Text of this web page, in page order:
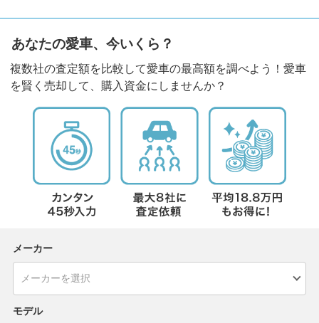
あなたの愛車、今いくら？
複数社の査定額を比較して愛車の最高額を調べよう！愛車
を賢く売却して、購入資金にしませんか？
メーカー
モデル